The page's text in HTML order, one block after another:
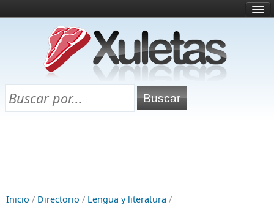
¿Qué es esto?
Directorio
Chuletas para exámenes
Inicio / Directorio / Lengua y literatura /